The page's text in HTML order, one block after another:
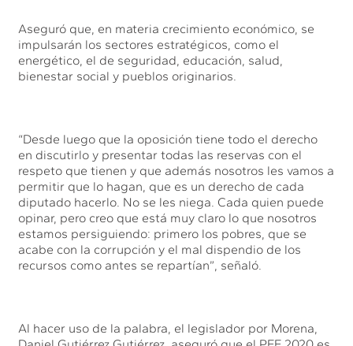
Aseguró que, en materia crecimiento económico, se
impulsarán los sectores estratégicos, como el
energético, el de seguridad, educación, salud,
bienestar social y pueblos originarios.
“Desde luego que la oposición tiene todo el derecho
en discutirlo y presentar todas las reservas con el
respeto que tienen y que además nosotros les vamos a
permitir que lo hagan, que es un derecho de cada
diputado hacerlo. No se les niega. Cada quien puede
opinar, pero creo que está muy claro lo que nosotros
estamos persiguiendo: primero los pobres, que se
acabe con la corrupción y el mal dispendio de los
recursos como antes se repartían”, señaló.
Al hacer uso de la palabra, el legislador por Morena,